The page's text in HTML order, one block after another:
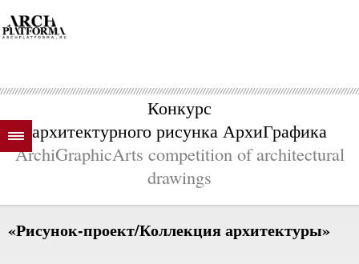
Конкурс
архитектурного рисунка АрхиГрафика
ArchiGraphicArts competition of architectural
drawings
«Рисунок-проект/Коллекция архитектуры»